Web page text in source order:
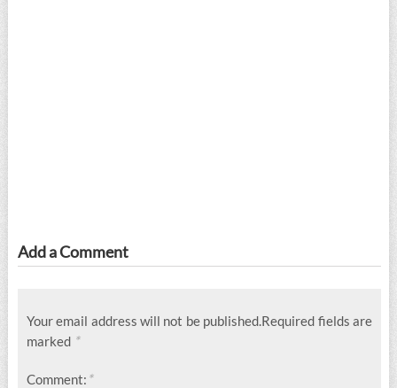
Add a Comment
Your email address will not be published.Required fields are
marked *
Comment: *